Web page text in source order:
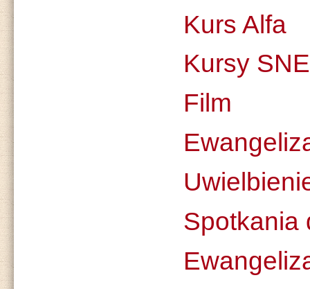
Kurs Alfa
Kursy SNE
Film
Spotkania